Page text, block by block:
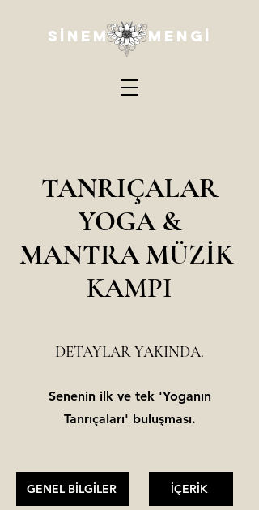
SİNEM MENGİ
TANRIÇALAR
YOGA &
MANTRA MÜZİK
KAMPI
DETAYLAR YAKINDA.
Senenin ilk ve tek 'Yoganın
Tanrıçaları' buluşması.
GENEL BİLGİLER İÇERİK